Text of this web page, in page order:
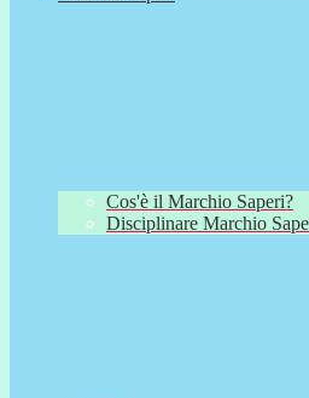
Cos'è il Marchio Saperi?
Disciplinare Marchio